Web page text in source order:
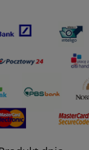
HOME )